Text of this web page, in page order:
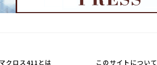
クロス411とは このサイトについて